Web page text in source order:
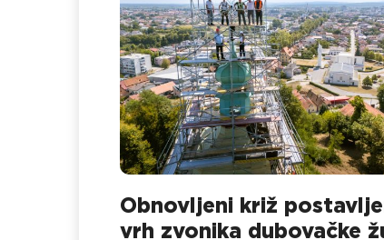
Obnovljeni križ
vrh zvonika dubovačke